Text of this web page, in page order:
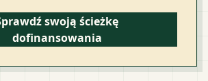
swoją ścieżkę
dofinansowania